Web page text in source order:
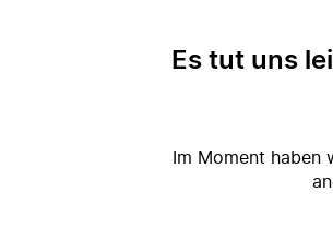
Es tut uns
Im Moment haben